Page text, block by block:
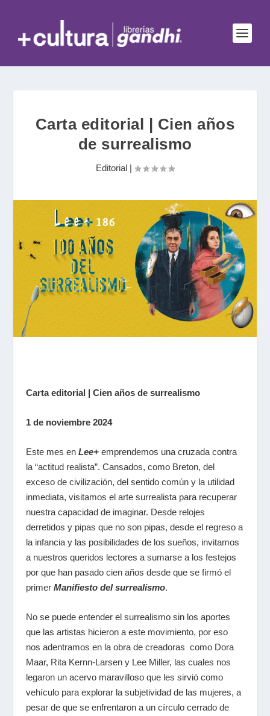
Carta editorial | Cien años
de surrealismo
Editorial |
Carta editorial | Cien años de surrealismo
1 de noviembre 2024
Este mes en Lee+emprendemos una cruzada contra
la “actitud realista”. Cansados, como Breton, del
exceso de civilización, del sentido común y la utilidad
inmediata, visitamos el arte surrealista para recuperar
nuestra capacidad de imaginar. Desde relojes
derretidos y pipas que no son pipas, desde el regreso a
la infancia y las posibilidades de los sueños, invitamos
a nuestros queridos lectores a sumarse a los festejos
por que han pasado cien años desde que se firmó el
primer Manifiesto del surrealismo.
No se puede entender el surrealismo sin los aportes
que las artistas hicieron a este movimiento, por eso
nos adentramos en la obra de creadoras como Dora
Maar, Rita Kernn-Larsen y Lee Miller, las cuales nos
legaron un acervo maravilloso que les sirvió como
vehículo para explorar la subjetividad de las mujeres, a
pesar de que se enfrentaron a un círculo cerrado de